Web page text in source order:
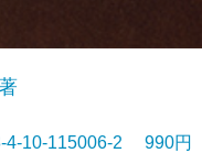
4-10-115006-2 990円